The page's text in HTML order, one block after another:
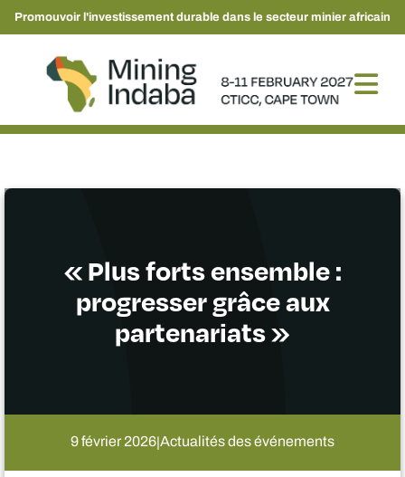
Promouvoir l'investissement durable dans le secteur minier africain
« Plus forts ensemble :
progresser grâce aux
partenariats »
9 février 2026|Actualités des événements